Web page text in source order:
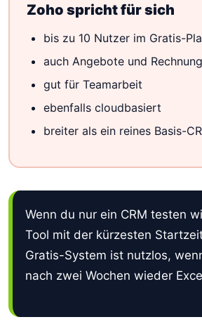
Zoho spricht für sich
bis zu 10 Nutzer im Gratis-
auch Angebote und
gut für Teamarbeit
ebenfalls cloudbasiert
breiter als ein reines Basis-
Wenn du nur ein CRM testen
Tool mit der kürzesten
Gratis-System ist nutzlos,
nach zwei Wochen wieder